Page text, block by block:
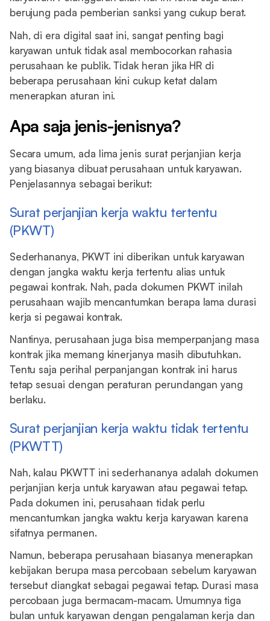
berujung pada pemberian sanksi yang cukup berat.
Nah, di era digital saat ini, sangat penting bagi
karyawan untuk tidak asal membocorkan rahasia
perusahaan ke publik. Tidak heran jika HR di
beberapa perusahaan kini cukup ketat dalam
menerapkan aturan ini.
Apa saja jenis-jenisnya?
Secara umum, ada lima jenis surat perjanjian kerja
yang biasanya dibuat perusahaan untuk karyawan.
Penjelasannya sebagai berikut:
Surat perjanjian kerja waktu tertentu
(PKWT)
Sederhananya, PKWT ini diberikan untuk karyawan
dengan jangka waktu kerja tertentu alias untuk
pegawai kontrak. Nah, pada dokumen PKWT inilah
perusahaan wajib mencantumkan berapa lama durasi
kerja si pegawai kontrak.
Nantinya, perusahaan juga bisa memperpanjang masa
kontrak jika memang kinerjanya masih dibutuhkan.
Tentu saja perihal perpanjangan kontrak ini harus
tetap sesuai dengan peraturan perundangan yang
berlaku.
Surat perjanjian kerja waktu tidak tertentu
(PKWTT)
Nah, kalau PKWTT ini sederhananya adalah dokumen
perjanjian kerja untuk karyawan atau pegawai tetap.
Pada dokumen ini, perusahaan tidak perlu
mencantumkan jangka waktu kerja karyawan karena
sifatnya permanen.
Namun, beberapa perusahaan biasanya menerapkan
kebijakan berupa masa percobaan sebelum karyawan
tersebut diangkat sebagai pegawai tetap. Durasi masa
percobaan juga bermacam-macam. Umumnya tiga
bulan untuk karyawan dengan pengalaman kerja dan